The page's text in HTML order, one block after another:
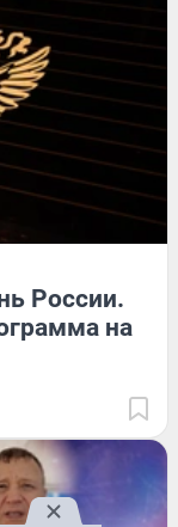
России.
на